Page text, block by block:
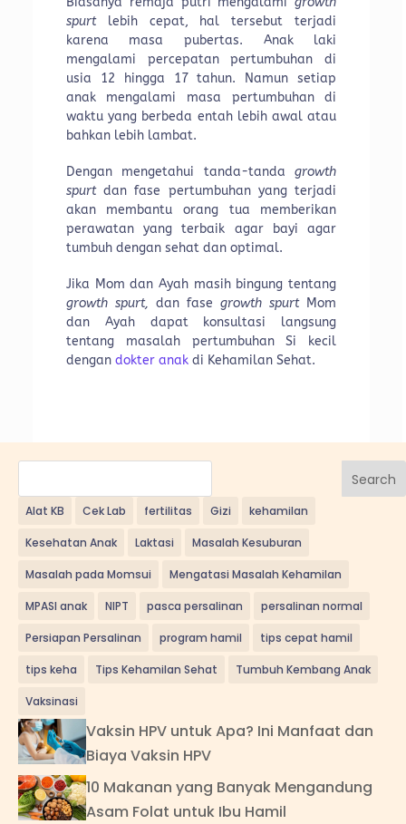
spurtlebih cepat, hal tersebut terjadi
karena masa pubertas. Anak laki
mengalami percepatan pertumbuhan di
usia 12 hingga 17 tahun. Namun setiap
anak mengalami masa pertumbuhan di
waktu yang berbeda entah lebih awal atau
bahkan lebih lambat.
Dengan mengetahui tanda-tandagrowth
spurtdan fase pertumbuhan yang terjadi
akan membantu orang tua memberikan
perawatan yang terbaik agar bayi agar
tumbuh dengan sehat dan optimal.
Jika Mom dan Ayah masih bingung tentang
growth spurt, dan fasegrowth spurt Mom
dan Ayah dapat konsultasi langsung
tentang masalah pertumbuhan Si kecil
dengan dokter anakdi Kehamilan Sehat.
Search
Alat KB Cek Lab fertilitas Gizi kehamilan
Kesehatan Anak Laktasi Masalah Kesuburan
Masalah pada Momsui Mengatasi Masalah Kehamilan
MPASI anak NIPT pasca persalinan persalinan normal
Persiapan Persalinan program hamil tips cepat hamil
tips keha Tips Kehamilan Sehat Tumbuh Kembang Anak
Vaksinasi
Vaksin HPV untuk Apa? Ini Manfaat dan
Biaya Vaksin HPV
10 Makanan yang Banyak Mengandung
Asam Folat untuk Ibu Hamil